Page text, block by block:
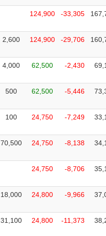
124,900 -33,305
2,600 124,900 -29,706
4,000 62,500 -2,430
500 62,500 -5,446
100 24,750 -7,249
70,500 24,750 -8,138
24,750 -8,706
18,000 24,800 -9,966
31,100 24,800 -11,373